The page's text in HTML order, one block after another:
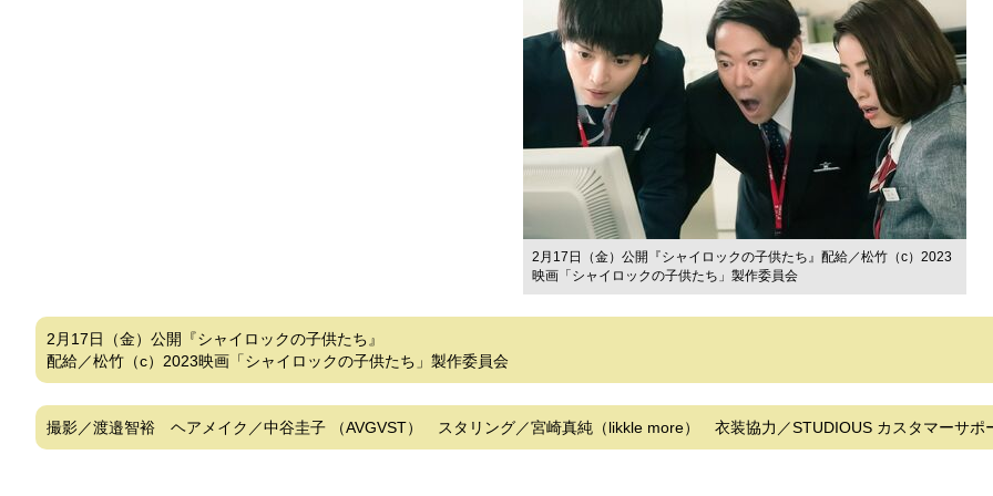
2月17日（金）公開『シャイロックの子供たち』配給／松竹（c）2023
映画「シャイロックの子供たち」製作委員会
2月17日（金）公開『シャイロックの子供たち』
配給／松竹（c）2023映画「シャイロックの子供たち」製作委員会
撮影／渡邉智裕 ヘアメイク／中谷圭子 （AVGVST） スタリング／宮崎真純（likkle more） 衣装協力／STUDIOUS カスタマーサポ